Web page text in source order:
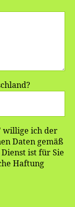
willige ich der
Daten gemäß
ist für Sie
Haftung